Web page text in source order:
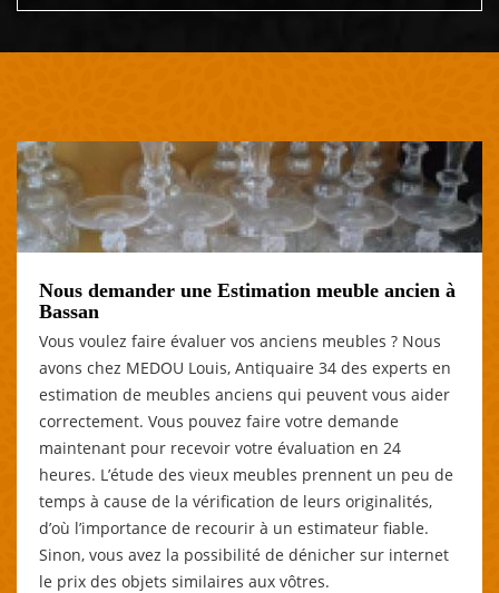
Nous demander une Estimation meuble ancien à
Bassan
Vous voulez faire évaluer vos anciens meubles ? Nous
avons chez MEDOU Louis, Antiquaire 34 des experts en
estimation de meubles anciens qui peuvent vous aider
correctement. Vous pouvez faire votre demande
maintenant pour recevoir votre évaluation en 24
heures. L’étude des vieux meubles prennent un peu de
temps à cause de la vérification de leurs originalités,
d’où l’importance de recourir à un estimateur fiable.
Sinon, vous avez la possibilité de dénicher sur internet
le prix des objets similaires aux vôtres.